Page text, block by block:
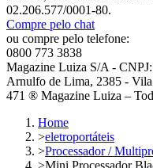
02.206.577/0001-80.
Compre pelo chat
ou compre pelo telefone:
0800 773 3838
Magazine Luiza S/A -
Arnulfo de Lima, 2385 - Vila
471 ® Magazine Luiza –
Home
>eletroportáteis
>Processador /
>Mini Processador